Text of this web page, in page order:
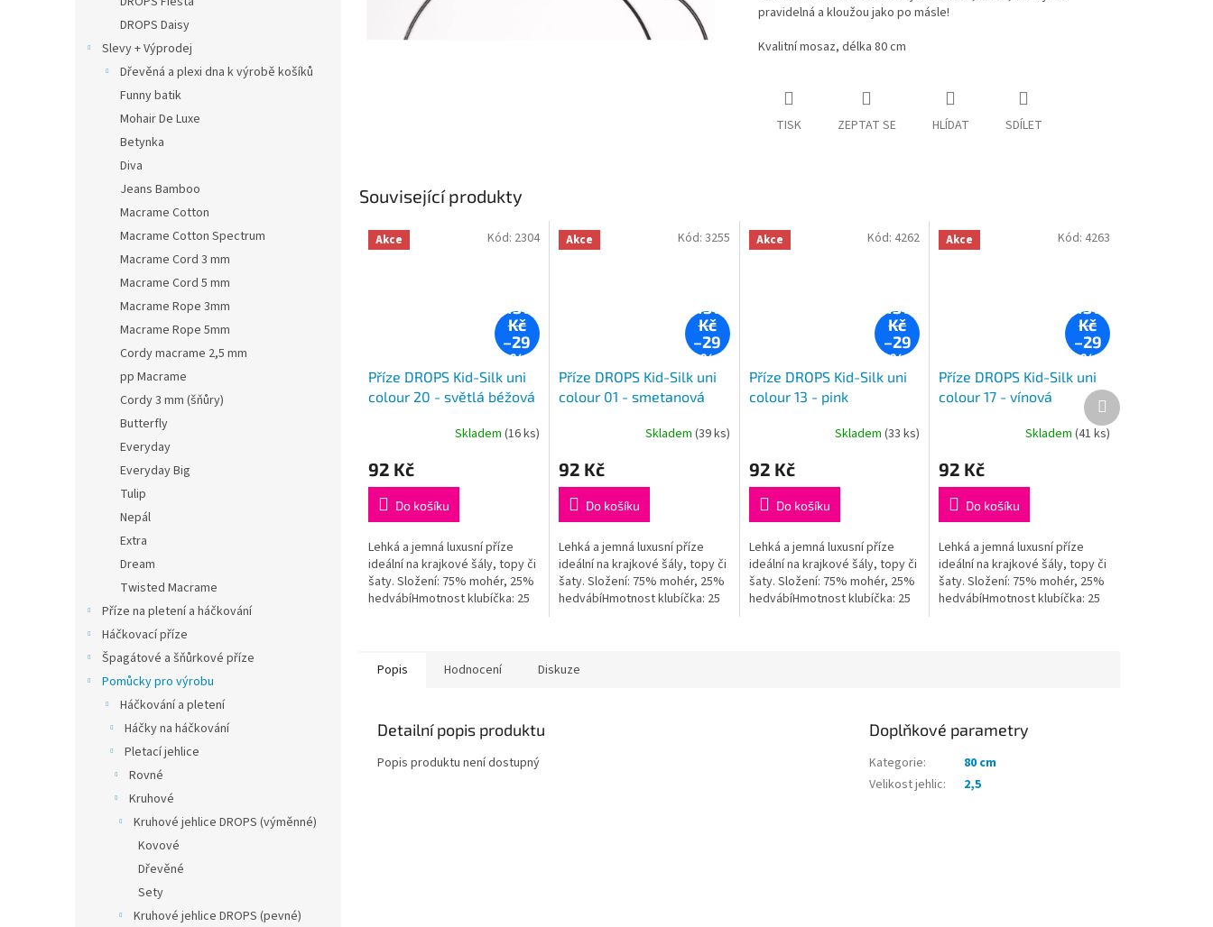
DROPS Daisy
Slevy + Výprodej
Dřevěná a plexi dna k výrobě košíků
Funny batik
Mohair De Luxe
Betynka
Diva
Jeans Bamboo
Macrame Cotton
Macrame Cotton Spectrum
Macrame Cord 3 mm
Macrame Cord 5 mm
Macrame Rope 3mm
Macrame Rope 5mm
Cordy macrame 2,5 mm
pp Macrame
Cordy 3 mm (šňůry)
Butterfly
Everyday
Everyday Big
Tulip
Nepál
Extra
Dream
Twisted Macrame
Příze na pletení a háčkování
Háčkovací příze
Špagátové a šňůrkové příze
Pomůcky pro výrobu
Háčkování a pletení
Háčky na háčkování
Pletací jehlice
Rovné
Kruhové
Kruhové jehlice DROPS (výměnné)
Kovové
Dřevěné
Sety
Kruhové jehlice DROPS (pevné)
pravidelná a kloužou jako po másle!
Kvalitní mosaz, délka 80 cm
TISK ZEPTAT SE HLÍDAT SDÍLET
Související produkty
Akce
131
Kč
–29
%
Příze DROPS Kid-Silk uni
colour 20 - světlá béžová
Skladem (16 ks)
92 Kč
Do košíku
Lehká a jemná luxusní příze
ideální na krajkové šály, topy či
šaty. Složení: 75% mohér, 25%
hedvábíHmotnost klubíčka: 25
Kód: 2304 Akce
131
Kč
–29
%
Příze DROPS Kid-Silk uni
colour 01 - smetanová
produktu
je
5,0
z
5
hvězdiček.
Skladem (39 ks)
92 Kč
Do košíku
Lehká a jemná luxusní příze
ideální na krajkové šály, topy či
šaty. Složení: 75% mohér, 25%
hedvábíHmotnost klubíčka: 25
Kód: 3255 Akce
131
Kč
–29
%
Příze DROPS Kid-Silk uni
colour 13 - pink
produktu
je
5,0
z
5
hvězdiček.
Skladem(33 ks)
92 Kč
Do košíku
Lehká a jemná luxusní příze
ideální na krajkové šály, topy či
šaty. Složení: 75% mohér, 25%
hedvábíHmotnost klubíčka: 25
Kód: 4262 Akce
131
Kč
–29
%
Příze DROPS Kid-Silk uni
colour 17 - vínová
produktu
je
5,0
z
5
hvězdiček.
Skladem(41 ks)
92 Kč
Do košíku
Lehká a jemná luxusní příze
ideální na krajkové šály, topy či
šaty. Složení: 75% mohér, 25%
hedvábíHmotnost klubíčka: 25
Kód: 4263
Další
produkt
Popis Hodnocení Diskuze
Detailní popis produktu
Popis produktu není dostupný
Doplňkové parametry
Kategorie:
80 cm
Velikost jehlic: 2,5